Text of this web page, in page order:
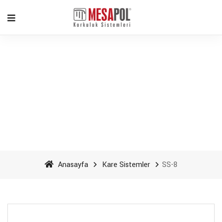
Anasayfa Kare Sistemler SS-8